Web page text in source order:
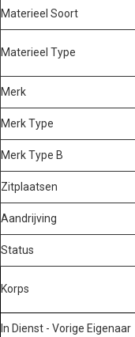
Materieel Soort
Materieel Type
Merk
Merk Type
Merk Type B
Zitplaatsen
Aandrijving
Status
Korps
In Dienst - Vorige Eigenaar